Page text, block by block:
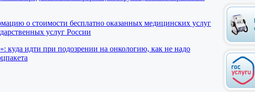
о стоимости бесплатно оказанных медицинских услуг
услуг России
куда идти при подозрении на онкологию, как не надо